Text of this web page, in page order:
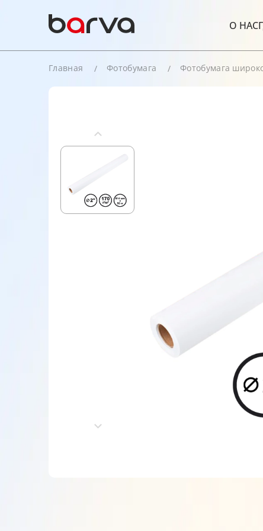
О НАС
Главная Фотобумага Фотобумага